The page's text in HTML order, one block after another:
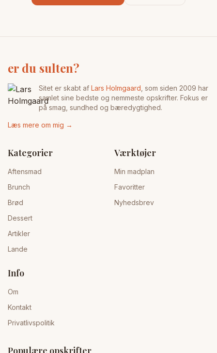
er du sulten?
Sitet er skabt af Lars Holmgaard , som siden 2009 har
samlet sine bedste og nemmeste opskrifter. Fokus er
på smag, sundhed og bæredygtighed.
Læs mere om mig →
Kategorier
Aftensmad
Brunch
Brød
Dessert
Artikler
Lande
Værktøjer
Min madplan
Favoritter
Nyhedsbrev
Info
Om
Kontakt
Privatlivspolitik